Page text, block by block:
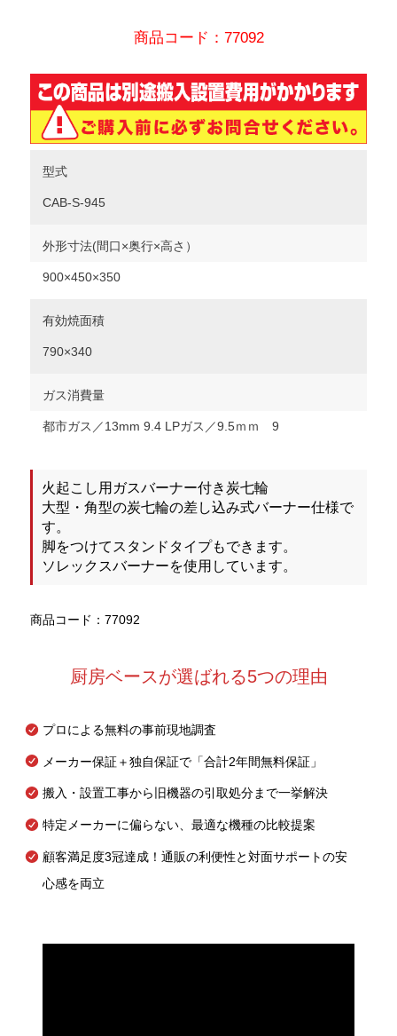
商品コード：77092
型式
CAB-S-945
外形寸法(間口×奥行×高さ）
900×450×350
有効焼面積
790×340
ガス消費量
都市ガス／13mm 9.4 LPガス／9.5ｍｍ 9
火起こし用ガスバーナー付き炭七輪
大型・角型の炭七輪の差し込み式バーナー仕様で
す。
脚をつけてスタンドタイプもできます。
ソレックスバーナーを使用しています。
商品コード：77092
厨房ベースが選ばれる5つの理由
プロによる無料の事前現地調査
メーカー保証＋独自保証で「合計2年間無料保証」
搬入・設置工事から旧機器の引取処分まで一挙解決
特定メーカーに偏らない、最適な機種の比較提案
顧客満足度3冠達成！通販の利便性と対面サポートの安
心感を両立